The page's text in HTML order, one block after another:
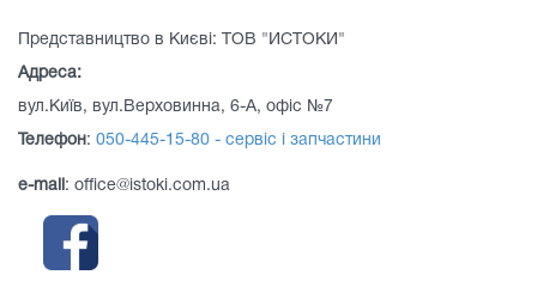
Представництво в Києві: ТОВ "ИСТОКИ"
Адреса:
вул.Київ, вул.Верховинна, 6-А, офіс №7
Телефон: 050-445-15-80 - сервіс і запчастини
e-mail : office@istoki.com.ua